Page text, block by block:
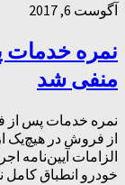
آگوست 6, 2017
نمره
منفی شد
نمره خدمات پس
از فروش در هیچ‌یک
الزامات آیین‌نامه
خودرو انطباق کامل